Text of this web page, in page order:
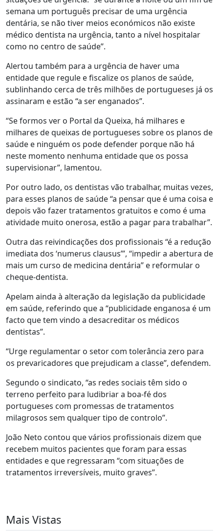
semana um português precisar de uma urgência
dentária, se não tiver meios económicos não existe
médico dentista na urgência, tanto a nível hospitalar
como no centro de saúde”.
Alertou também para a urgência de haver uma
entidade que regule e fiscalize os planos de saúde,
sublinhando cerca de três milhões de portugueses já os
assinaram e estão “a ser enganados”.
“Se formos ver o Portal da Queixa, há milhares e
milhares de queixas de portugueses sobre os planos de
saúde e ninguém os pode defender porque não há
neste momento nenhuma entidade que os possa
supervisionar”, lamentou.
Por outro lado, os dentistas vão trabalhar, muitas vezes,
para esses planos de saúde “a pensar que é uma coisa e
depois vão fazer tratamentos gratuitos e como é uma
atividade muito onerosa, estão a pagar para trabalhar”.
Outra das reivindicações dos profissionais “é a redução
imediata dos ‘numerus clausus’”, “impedir a abertura de
mais um curso de medicina dentária” e reformular o
cheque-dentista.
Apelam ainda à alteração da legislação da publicidade
em saúde, referindo que a “publicidade enganosa é um
facto que tem vindo a desacreditar os médicos
dentistas”.
“Urge regulamentar o setor com tolerância zero para
os prevaricadores que prejudicam a classe”, defendem.
Segundo o sindicato, “as redes sociais têm sido o
terreno perfeito para ludibriar a boa-fé dos
portugueses com promessas de tratamentos
milagrosos sem qualquer tipo de controlo”.
João Neto contou que vários profissionais dizem que
recebem muitos pacientes que foram para essas
entidades e que regressaram “com situações de
tratamentos irreversíveis, muito graves”.
Mais Vistas